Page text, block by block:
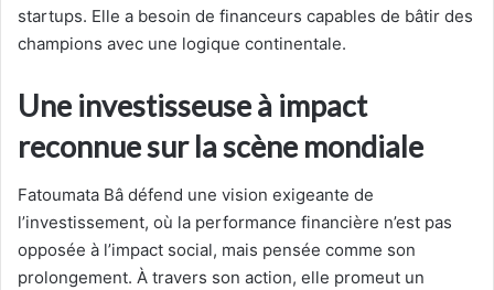
startups. Elle a besoin de financeurs capables de bâtir des
champions avec une logique continentale.
Une investisseuse à impact
reconnue sur la scène mondiale
Fatoumata Bâ défend une vision exigeante de
l’investissement, où la performance financière n’est pas
opposée à l’impact social, mais pensée comme son
prolongement. À travers son action, elle promeut un